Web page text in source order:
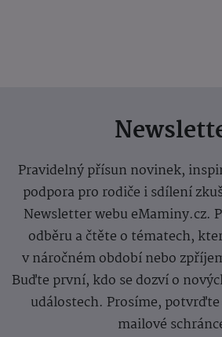
Pravidelný přísun novinek,
podpora pro rodiče i sdílení
Newsletter webu eMaminy.cz.
odběru a čtěte o tématech,
v náročném období nebo
Buďte první, kdo se dozví o
událostech. Prosíme,
mailové